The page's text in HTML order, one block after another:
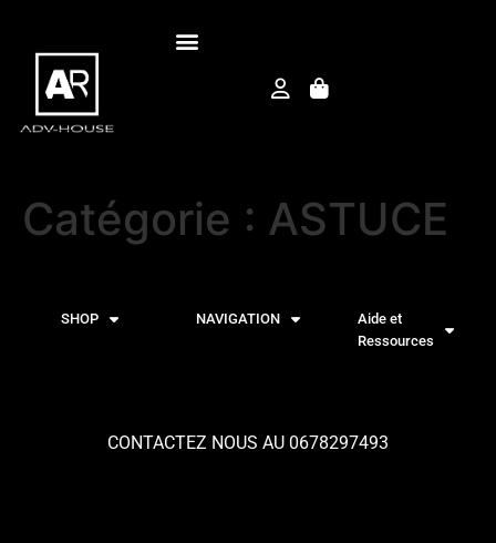
Catégorie : ASTUCE
SHOP NAVIGATION
Aide et
Ressources
CONTACTEZ NOUS AU 0678297493